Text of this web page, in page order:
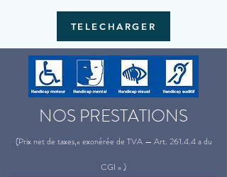
TELECHARGER
NOS PRESTATIONS
(Prix net de taxes,« exonérée de TVA — Art. 261.4.4 a du
CGI » )